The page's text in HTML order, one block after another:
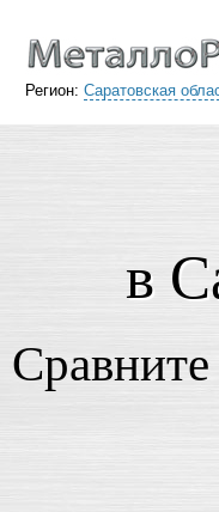
Регион: Саратовская
в